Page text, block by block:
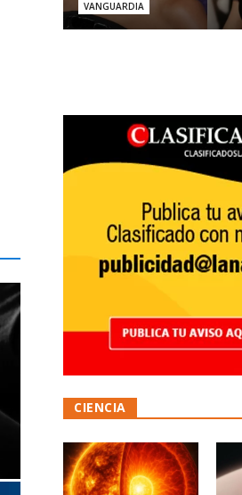
VANGUARDIA
CIENCIA